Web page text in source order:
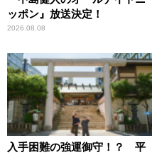
ッポン』放送決定！
2026.08.08
入手困難の強運御守！？ 平